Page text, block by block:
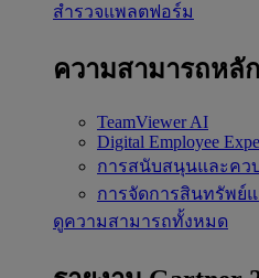
สำรวจแพลตฟอร์ม
ความสามารถหลัก
TeamViewer AI
Digital Employee
การสนับสนุนและคว
การจัดการสินทรัพย์
ดูความสามารถทั้งหมด